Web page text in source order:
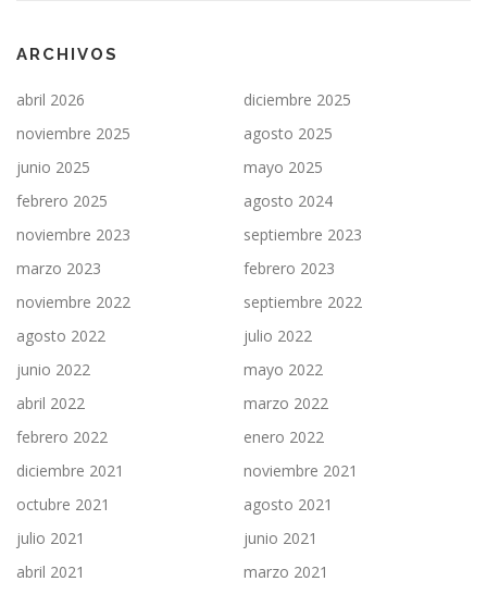
ARCHIVOS
abril 2026
diciembre 2025
noviembre 2025
agosto 2025
junio 2025
mayo 2025
febrero 2025
agosto 2024
noviembre 2023
septiembre 2023
marzo 2023
febrero 2023
noviembre 2022
septiembre 2022
agosto 2022
julio 2022
junio 2022
mayo 2022
abril 2022
marzo 2022
febrero 2022
enero 2022
diciembre 2021
noviembre 2021
octubre 2021
agosto 2021
julio 2021
junio 2021
abril 2021
marzo 2021